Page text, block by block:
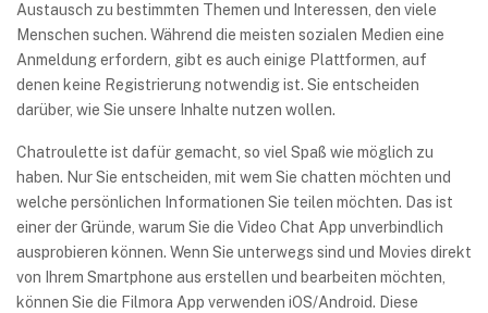
Austausch zu bestimmten Themen und Interessen, den viele
Menschen suchen. Während die meisten sozialen Medien eine
Anmeldung erfordern, gibt es auch einige Plattformen, auf
denen keine Registrierung notwendig ist. Sie entscheiden
darüber, wie Sie unsere Inhalte nutzen wollen.
Chatroulette ist dafür gemacht, so viel Spaß wie möglich zu
haben. Nur Sie entscheiden, mit wem Sie chatten möchten und
welche persönlichen Informationen Sie teilen möchten. Das ist
einer der Gründe, warum Sie die Video Chat App unverbindlich
ausprobieren können. Wenn Sie unterwegs sind und Movies direkt
von Ihrem Smartphone aus erstellen und bearbeiten möchten,
können Sie die Filmora App verwenden iOS/Android. Diese